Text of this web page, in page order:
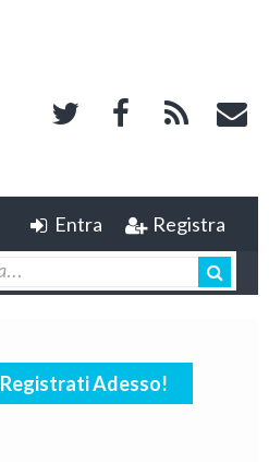
Entra Registra
Registrati Adesso!